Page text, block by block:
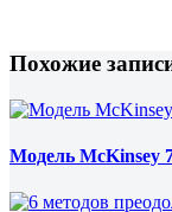
Похожие
Модель McKinsey